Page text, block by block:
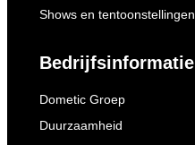
Shows en tentoonstellingen
Bedrijfsinformatie
Dometic Groep
Duurzaamheid